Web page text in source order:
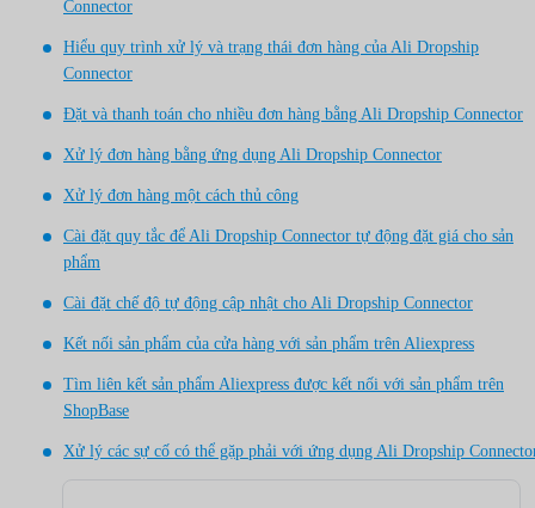
Connector
Hiểu quy trình xử lý và trạng thái đơn hàng của Ali Dropship
Connector
Đặt và thanh toán cho nhiều đơn hàng bằng Ali Dropship Connector
Xử lý đơn hàng bằng ứng dụng Ali Dropship Connector
Xử lý đơn hàng một cách thủ công
Cài đặt quy tắc để Ali Dropship Connector tự động đặt giá cho sản
phẩm
Cài đặt chế độ tự động cập nhật cho Ali Dropship Connector
Kết nối sản phẩm của cửa hàng với sản phẩm trên Aliexpress
Tìm liên kết sản phẩm Aliexpress được kết nối với sản phẩm trên
ShopBase
Xử lý các sự cố có thể gặp phải với ứng dụng Ali Dropship